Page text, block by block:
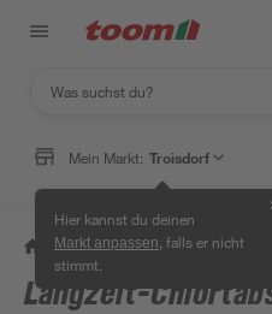
Mein Markt: Troisdorf
Hier kannst du deinen
Markt anpassen , falls er nicht
stimmt.
/ Garten & Freizeit / Pools &
Langzeit-